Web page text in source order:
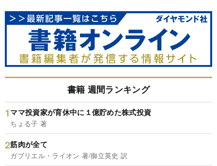
書籍 週間ランキング
ママ投資家が育休中に１億貯めた株式投資
ちょる子 著
筋肉が全て
ガブリエル・ライオン 著/御立英史 訳